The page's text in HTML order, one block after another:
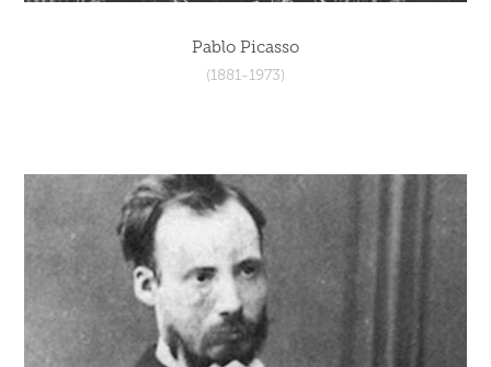
Pablo Picasso
(1881-1973)